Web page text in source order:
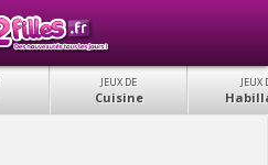
JEUX DE
Cuisine
JEUX